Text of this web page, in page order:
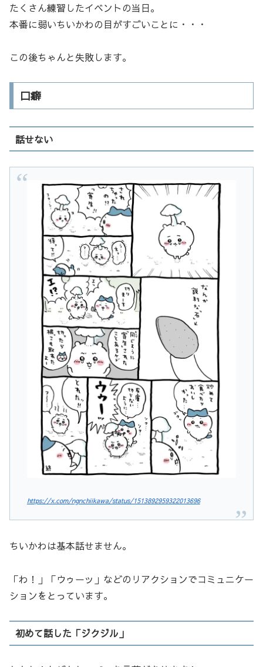
たくさん練習したイベントの当日。
本番に弱いちいかわの目がすごいことに・・・
この後ちゃんと失敗します。
口癖
話せない
https://x.com/ngnchiikawa/status/1513892959322013696
ちいかわは基本話せません。
「わ！」「ウゥーッ」などのリアクションでコミュニケー
ションをとっています。
初めて話した「ジクジル」